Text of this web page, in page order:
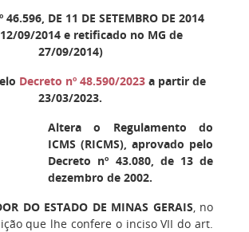
46.596, DE 11 DE SETEMBRO DE 2014
09/2014 e retificado no MG de
27/09/2014)
Decreto nº 48.590/2023 a partir de
23/03/2023.
Altera o Regulamento do
ICMS (RICMS), aprovado pelo
Decreto nº 43.080, de 13 de
dezembro de 2002.
DO ESTADO DE MINAS GERAIS, no
que lhe confere o inciso VII do art.